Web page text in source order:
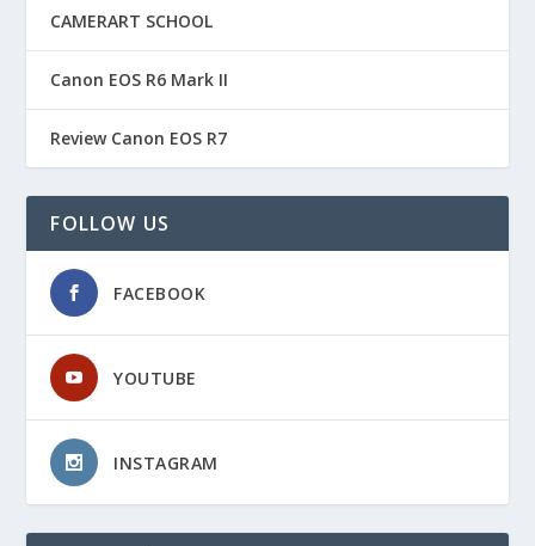
CAMERART SCHOOL
Canon EOS R6 Mark II
Review Canon EOS R7
FOLLOW US
FACEBOOK
YOUTUBE
INSTAGRAM